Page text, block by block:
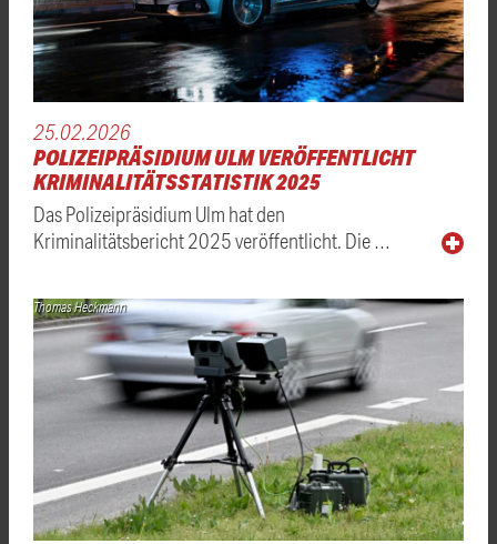
25.02.2026
POLIZEIPRÄSIDIUM ULM VERÖFFENTLICHT
KRIMINALITÄTSSTATISTIK 2025
Das Polizeipräsidium Ulm hat den
Kriminalitätsbericht 2025 veröffentlicht. Die …
Thomas Heckmann